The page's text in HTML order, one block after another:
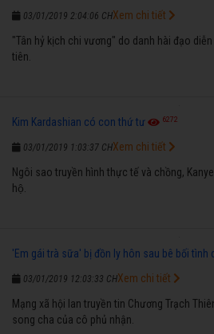
03/01/2019 2:04:06 CH
"Tân hỷ kịch chi vương" do danh hài đạo
tiên.
Xem chi tiết
Kim Kardashian có con thứ tư 6272
03/01/2019 1:03:37 CH
Ngôi sao truyền hình thực tế và chồng,
hộ.
Xem chi tiết
'Em gái trà sữa' bị đồn ly hôn sau bê bối tình
03/01/2019 12:03:33 CH
Mạng xã hội lan truyền tin Chương Trạch
song cha của cô phủ nhận.
Xem chi tiết